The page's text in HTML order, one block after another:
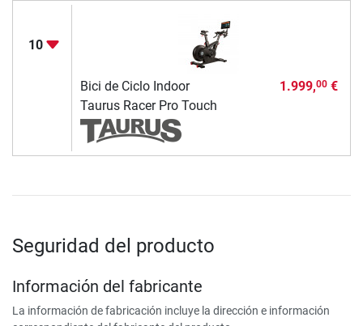
10
Bici de Ciclo Indoor
Taurus Racer Pro Touch
1.999,00€
Seguridad del producto
Información del fabricante
La información de fabricación incluye la dirección e información